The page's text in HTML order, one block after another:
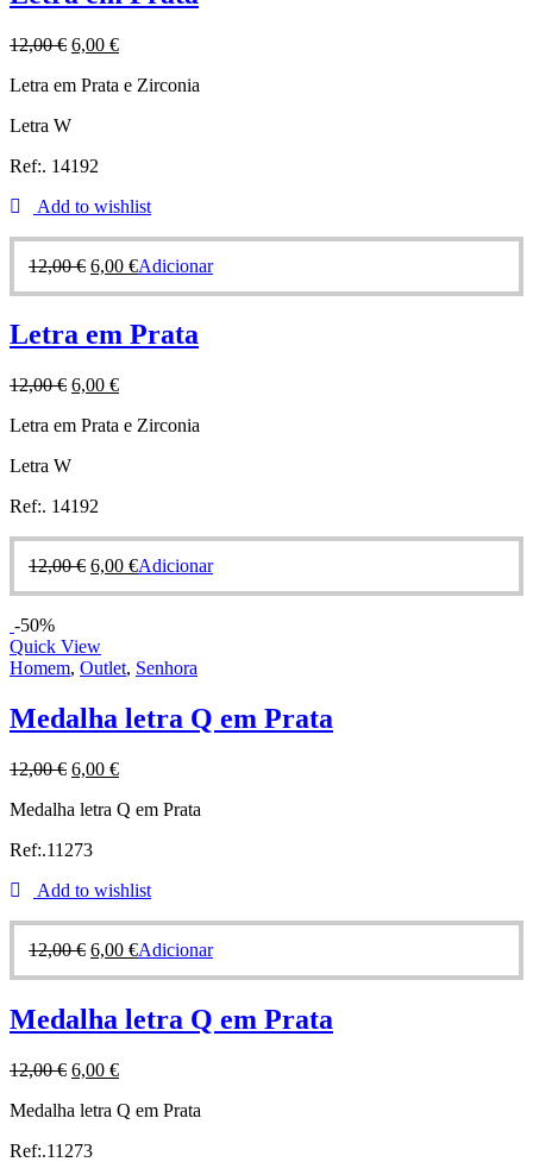
12,00€ 6,00 €
Letra em Prata e Zirconia
Letra W
Ref:. 14192
Add to wishlist
12,00€ 6,00 €Adicionar
Letra em Prata
12,00€ 6,00 €
Letra em Prata e Zirconia
Letra W
Ref:. 14192
12,00€ 6,00 €Adicionar
-50%
Quick View
Homem, Outlet, Senhora
Medalha letra Q em Prata
12,00€ 6,00 €
Medalha letra Q em Prata
Ref:.11273
Add to wishlist
12,00€ 6,00 €Adicionar
Medalha letra Q em Prata
12,00€ 6,00 €
Medalha letra Q em Prata
Ref:.11273